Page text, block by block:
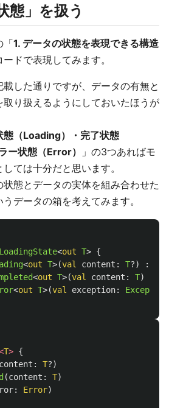
態」を扱う
「1. データの状態を表現できる構造
ードで表現してみます。
した通りですが、データの有無と
り扱えるようにしておいたほうが
態（Loading）・完了状態
ー状態（Error）
」の3つあればモ
ては十分だと思います。
態とデータの実体を組み合わせた
うデータの箱を考えてみます。
LoadingState<out T> {
<out T>(val content : T?) :
<out T>(val content : T)
<out T>(val exception:
Exception
T> {
content : T?)
(content : T)
: Error)